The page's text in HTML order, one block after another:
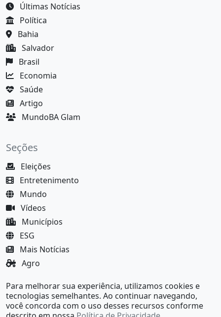
Últimas Notícias
Política
Bahia
Salvador
Brasil
Economia
Saúde
Artigo
MundoBA Glam
Seções
Eleições
Entretenimento
Mundo
Vídeos
Municípios
ESG
Mais Notícias
Agro
MundoBA Black
Para melhorar sua experiência, utilizamos cookies e
tecnologias semelhantes. Ao continuar navegando,
você concorda com o uso desses recursos conforme